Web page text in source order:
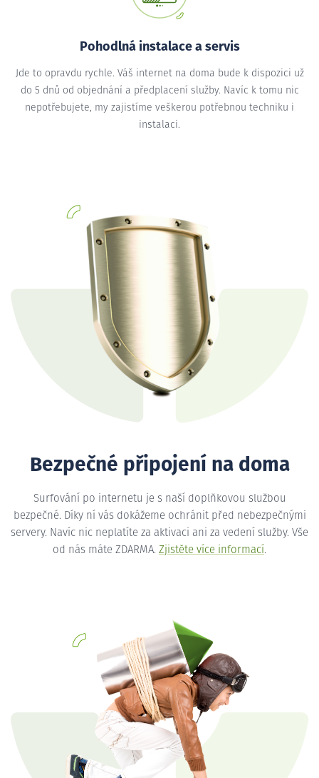
Pohodlná instalace a servis
Jde to opravdu rychle. Váš internet na doma bude k dispozici už
do 5 dnů od objednání a předplacení služby. Navíc k tomu nic
nepotřebujete, my zajistíme veškerou potřebnou techniku i
instalaci.
Bezpečné připojení na doma
Surfování po internetu je s naší doplňkovou službou
bezpečné. Díky ní vás dokážeme ochránit před nebezpečnými
servery. Navíc nic neplatíte za aktivaci ani za vedení služby. Vše
od nás máte ZDARMA. Zjistěte více informací.